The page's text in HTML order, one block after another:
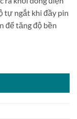
tự ngắt khi đầy pin
để tăng độ bền